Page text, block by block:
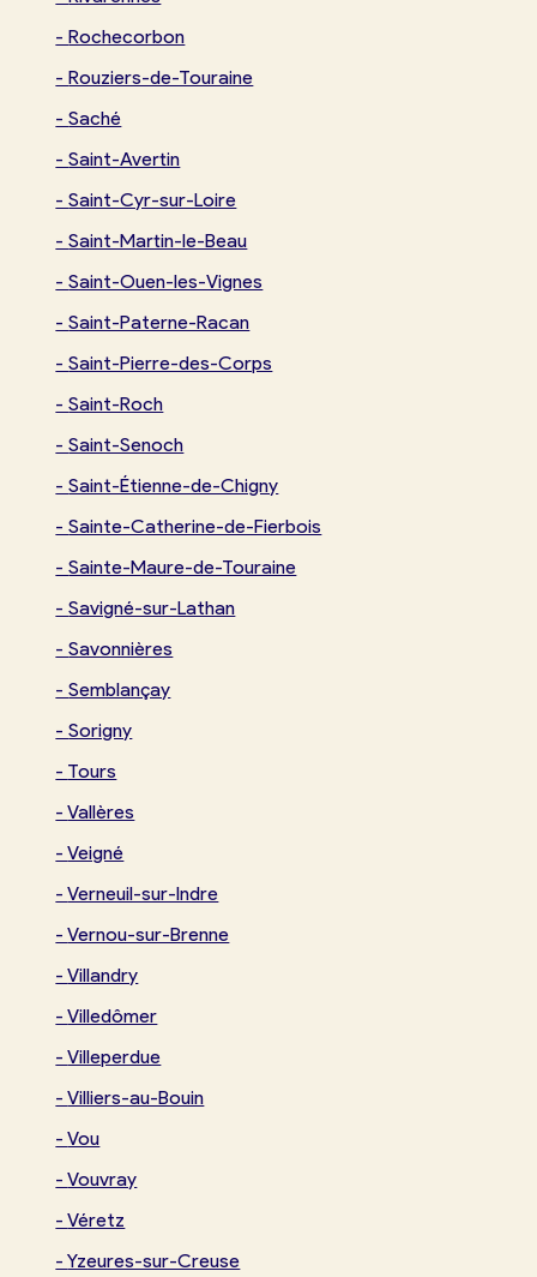
-Rochecorbon
-Rouziers-de-Touraine
-Saché
-Saint-Avertin
-Saint-Cyr-sur-Loire
-Saint-Martin-le-Beau
-Saint-Ouen-les-Vignes
-Saint-Paterne-Racan
-Saint-Pierre-des-Corps
-Saint-Roch
-Saint-Senoch
-Saint-Étienne-de-Chigny
-Sainte-Catherine-de-Fierbois
-Sainte-Maure-de-Touraine
-Savigné-sur-Lathan
-Savonnières
-Semblançay
-Sorigny
- Tours
-Vallères
-Veigné
-Verneuil-sur-Indre
-Vernou-sur-Brenne
-Villandry
-Villedômer
-Villeperdue
-Villiers-au-Bouin
-Vou
-Vouvray
-Véretz
-Yzeures-sur-Creuse